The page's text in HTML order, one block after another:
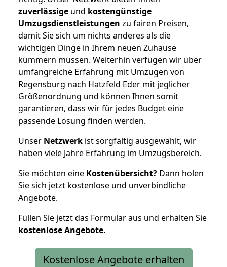
zuverlässige und kostengünstige
Umzugsdienstleistungen zu fairen Preisen,
damit Sie sich um nichts anderes als die
wichtigen Dinge in Ihrem neuen Zuhause
kümmern müssen. Weiterhin verfügen wir über
umfangreiche Erfahrung mit Umzügen von
Regensburg nach Hatzfeld Eder mit jeglicher
Größenordnung und können Ihnen somit
garantieren, dass wir für jedes Budget eine
passende Lösung finden werden.
Unser Netzwerk ist sorgfältig ausgewählt, wir
haben viele Jahre Erfahrung im Umzugsbereich.
Sie möchten eine Kostenübersicht? Dann holen
Sie sich jetzt kostenlose und unverbindliche
Angebote.
Füllen Sie jetzt das Formular aus und erhalten Sie
kostenloseAngebote.
Kostenlose Angebote erhalten